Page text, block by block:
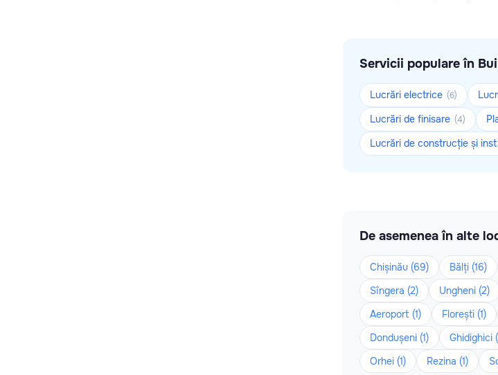
Servicii populare în
Lucrări electrice (6)
Lucrări de finisare (4)
Lucrări de construcție și
De asemenea în alte
Chișinău (69) Bălți (16)
Sîngera (2)
Ungheni (2)
Aeroport (1)
Florești (1)
Dondușeni (1)
Ghidighici
Orhei (1)
Rezina (1)